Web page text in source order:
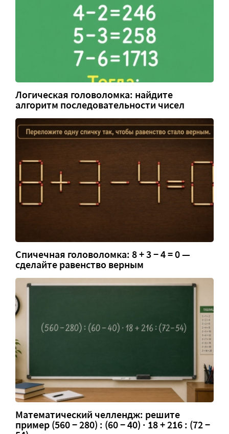
Логическая головоломка: найдите
алгоритм последовательности чисел
Спичечная головоломка: 8 + 3 − 4 = 0 —
сделайте равенство верным
Математический челлендж: решите
пример (560 − 280) : (60 − 40) · 18 + 216 : (72 −